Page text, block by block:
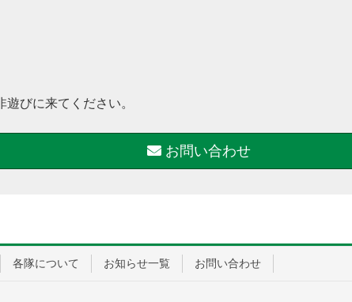
びに来てください。
お問い合わせ
各隊について お知らせ一覧 お問い合わせ